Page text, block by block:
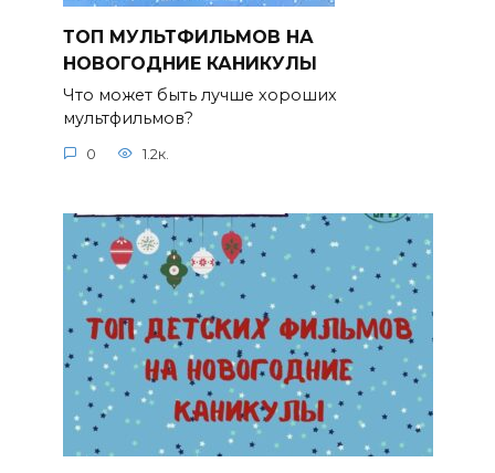
ТОП МУЛЬТФИЛЬМОВ НА
НОВОГОДНИЕ КАНИКУЛЫ
Что может быть лучше хороших
мультфильмов?
0 1.2к.